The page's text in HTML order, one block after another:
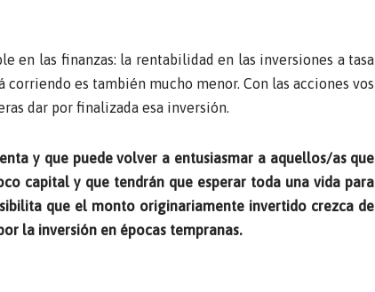
en las finanzas: la rentabilidad en las inversiones a tasa
es también mucho menor. Con las acciones vos
dar por finalizada esa inversión.
y que puede volver a entusiasmar a aquellos/as que
capital y que tendrán que esperar toda una vida para
que el monto originariamente invertido crezca de
la inversión en épocas tempranas.